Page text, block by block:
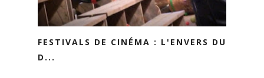
FESTIVALS DE CINÉMA : L'ENVERS DU
D...